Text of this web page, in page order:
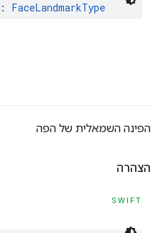
: FaceLandmarkType
הפינה השמאלית של הפה
הצהרה
SWIFT